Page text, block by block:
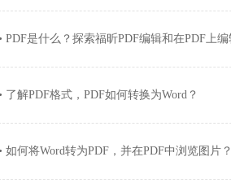
了解PDF格式，PDF如何转换为Word？
如何将Word转为PDF，并在PDF中浏览图片？